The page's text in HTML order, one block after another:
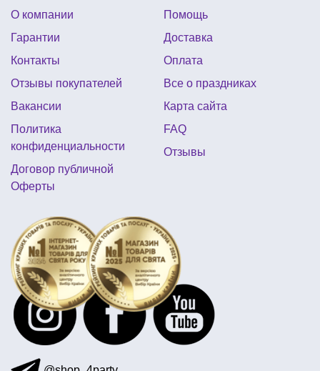
ярмарка в школе оформление
купить латексную маску в украине
интересные брелки
мексиканские аксессуары
воздушные шары день независимости
серпантин для елки
серпантин
медаль сувенирная купить
шапка новогодняя
атрибутика для дня рождения взрослых
купить воздушные шары круглие
О компании
Гарантии
Контакты
Отзывы покупателей
Вакансии
Политика
конфиденциальности
Договор публичной
Оферты
Помощь
Доставка
Оплата
Все о праздниках
Карта сайта
FAQ
Отзывы